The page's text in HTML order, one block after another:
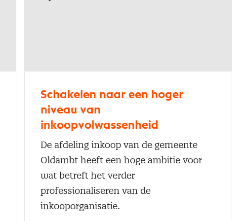
Schakelen naar een hoger
niveau van
inkoopvolwassenheid
De afdeling inkoop van de gemeente
Oldambt heeft een hoge ambitie voor
wat betreft het verder
professionaliseren van de
inkooporganisatie.